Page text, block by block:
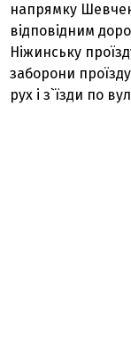
напрямку
відповідним
Ніжинську
заборони
рух і з`їзди по